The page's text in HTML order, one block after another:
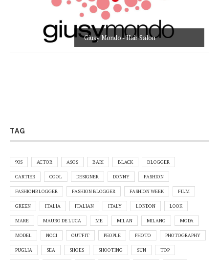
Giusy Mondo - Hair Salon
TAG
90S ACTOR ASOS BARI BLACK BLOGGER
CARTIER COOL DESIGNER DONNY FASHION
FASHIONBLOGGER FASHION BLOGGER FASHION WEEK FILM
GREEN ITALIA ITALIAN ITALY LONDON LOOK
MARE MAURO DE LUCA ME MILAN MILANO MODA
MODEL NOCI OUTFIT PEOPLE PHOTO PHOTOGRAPHY
PUGLIA SEA SHOES SHOOTING SUN TOP